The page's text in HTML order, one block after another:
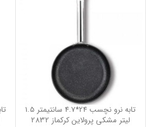
تابه نرو نچسب 24*4.7 سانتیمتر 1.5
لیتر مشکی پرولاین کرکماز 2832